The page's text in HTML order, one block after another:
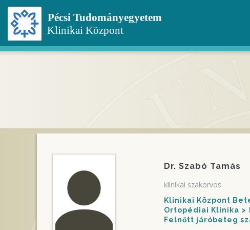
Ugrás
tartalomra
Dr. Szabó Tamás
klinikai szakorvos
Klinikai Központ
Ortopédiai Klinika
Felnőtt járóbeteg